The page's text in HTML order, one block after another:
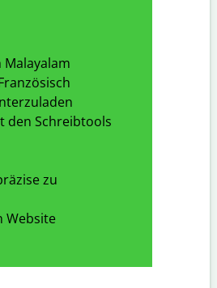
Malayalam
den Schreibtools
zu
Website